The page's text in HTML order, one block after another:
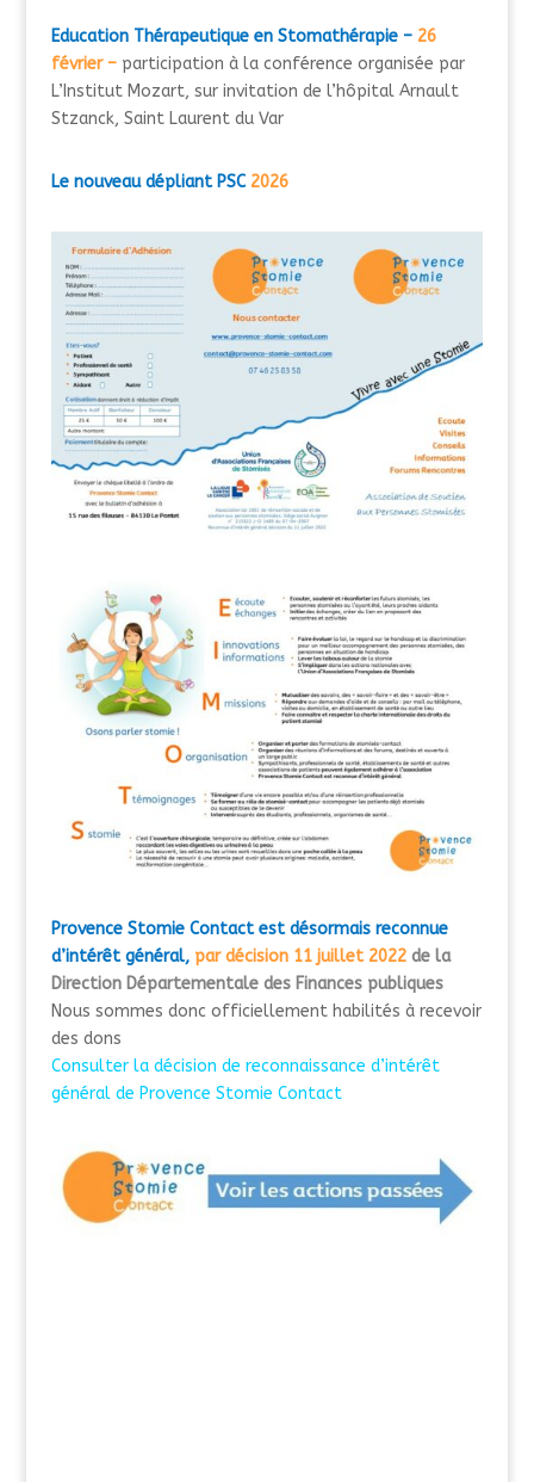
Education Thérapeutique en Stomathérapie – 26
février –participation à la conférence organisée par
L’Institut Mozart, sur invitation de l’hôpital Arnault
Stzanck, Saint Laurent du Var
Le nouveau dépliant PSC 2026
Provence Stomie Contact est désormais reconnue
d’intérêt général, par décision 11 juillet 2022de la
Direction Départementale des Finances publiques
Nous sommes donc officiellement habilités à recevoir
des dons
Consulter la décision de reconnaissance d’intérêt
général de Provence Stomie Contact